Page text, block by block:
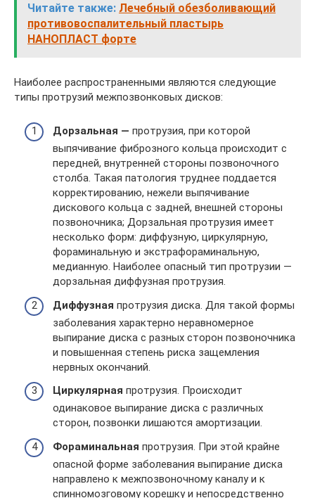
Читайте также: Лечебный обезболивающий
противовоспалительный пластырь
НАНОПЛАСТ форте
Наиболее распространенными являются следующие
типы протрузий межпозвонковых дисков:
Дорзальная — протрузия, при которой
выпячивание фиброзного кольца происходит с
передней, внутренней стороны позвоночного
столба. Такая патология труднее поддается
корректированию, нежели выпячивание
дискового кольца с задней, внешней стороны
позвоночника; Дорзальная протрузия имеет
несколько форм: диффузную, циркулярную,
фораминальную и экстрафораминальную,
медианную. Наиболее опасный тип протрузии —
дорзальная диффузная протрузия.
Диффузная протрузия диска. Для такой формы
заболевания характерно неравномерное
выпирание диска с разных сторон позвоночника
и повышенная степень риска защемления
нервных окончаний.
Циркулярная протрузия. Происходит
одинаковое выпирание диска с различных
сторон, позвонки лишаются амортизации.
Фораминальная протрузия. При этой крайне
опасной форме заболевания выпирание диска
направлено к межпозвоночному каналу и к
спинномозговому корешку и непосредственно